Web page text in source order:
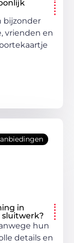
bijzonder
vrienden en
in
hun
details en